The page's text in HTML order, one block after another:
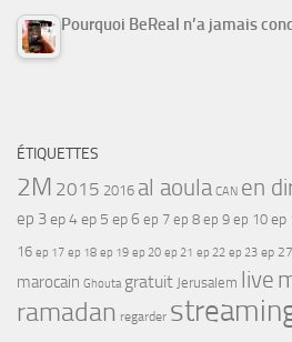
Pourquoi BeReal n’a jamais
ÉTIQUETTES
2M 2015 2016 al aoula CAN en
ep 3ep 4ep 5 ep 6 ep 7 ep 8 ep 9 ep 10 ep
16 ep 17 ep 18 ep 19 ep 20 ep 21 ep 22 ep 23 ep 27
marocain Ghouta gratuit Jerusalem live
ramadan regarder